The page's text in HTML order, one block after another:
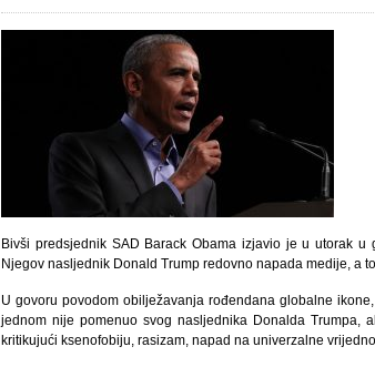
Bivši predsjednik SAD Barack Obama izjavio je u utorak
Njegov nasljednik Donald Trump redovno napada medije, a
U govoru povodom obilježavanja rođendana globalne
jednom nije pomenuo svog nasljednika Donalda Trumpa,
kritikujući ksenofobiju, rasizam, napad na univerzalne